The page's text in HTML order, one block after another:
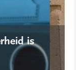
voor een
op’